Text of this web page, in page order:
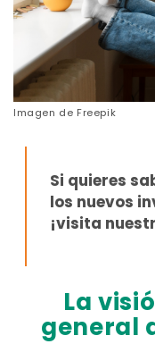
Imagen de Freepik
Si quieres
los nuevos
¡visita
La
general